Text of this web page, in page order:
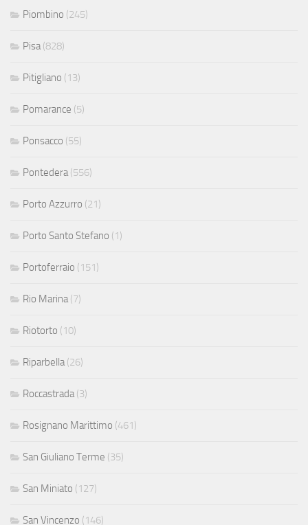
Piombino (245)
Pisa (828)
Pitigliano (13)
Pomarance (5)
Ponsacco (55)
Pontedera (556)
Porto Azzurro (21)
Porto Santo Stefano (1)
Portoferraio (151)
Rio Marina (7)
Riotorto (10)
Riparbella (26)
Roccastrada (3)
Rosignano Marittimo (461)
San Giuliano Terme (35)
San Miniato (127)
San Vincenzo (146)